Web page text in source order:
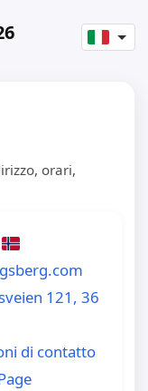
orari,
121, 36
di contatto